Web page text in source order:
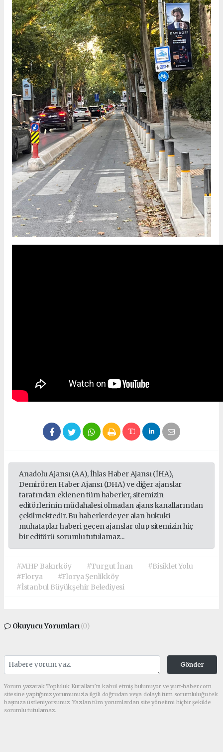
Anadolu Ajansı (AA), İhlas Haber Ajansı (İHA),
Demirören Haber Ajansı (DHA) ve diğer ajanslar
tarafından eklenen tüm haberler, sitemizin
editörlerinin müdahalesi olmadan ajans kanallarından
çekilmektedir. Bu haberlerde yer alan hukuki
muhataplar haberi geçen ajanslar olup sitemizin hiç
bir editörü sorumlu tutulamaz...
#MHP Bakırköy #Turgut İnan
#Bisiklet Yolu
#Florya
#Florya Şenlikköy
#İstanbul Büyükşehir Belediyesi
Okuyucu Yorumları(0)
Gönder
Yorum yazarak Topluluk Kuralları’nı kabul etmiş bulunuyor ve yurt-haber.com
sitesine yaptığınız yorumunuzla ilgili doğrudan veya dolaylı tüm sorumluluğu tek
başınıza üstleniyorsunuz. Yazılan tüm yorumlardan site yönetimi hiçbir şekilde
sorumlu tutulamaz.